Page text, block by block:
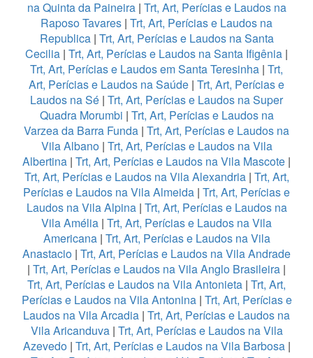
na Quinta da Paineira| Trt, Art, Perícias e Laudos na
Raposo Tavares | Trt, Art, Perícias e Laudos na
Republica| Trt, Art, Perícias e Laudos na Santa
Cecilia | Trt, Art, Perícias e Laudos na Santa Ifigênia |
Trt, Art, Perícias e Laudos em Santa Teresinha | Trt,
Art, Perícias e Laudos na Saúde | Trt, Art, Perícias e
Laudos na Sé | Trt, Art, Perícias e Laudos na Super
Quadra Morumbi | Trt, Art, Perícias e Laudos na
Varzea da Barra Funda | Trt, Art, Perícias e Laudos na
Vila Albano| Trt, Art, Perícias e Laudos na Vila
Albertina | Trt, Art, Perícias e Laudos na Vila Mascote |
Trt, Art, Perícias e Laudos na Vila Alexandria| Trt, Art,
Perícias e Laudos na Vila Almeida | Trt, Art, Perícias e
Laudos na Vila Alpina | Trt, Art, Perícias e Laudos na
Vila Amélia | Trt, Art, Perícias e Laudos na Vila
Americana| Trt, Art, Perícias e Laudos na Vila
Anastacio | Trt, Art, Perícias e Laudos na Vila Andrade
| Trt, Art, Perícias e Laudos na Vila Anglo Brasileira |
Trt, Art, Perícias e Laudos na Vila Antonieta | Trt, Art,
Perícias e Laudos na Vila Antonina| Trt, Art, Perícias e
Laudos na Vila Arcadia | Trt, Art, Perícias e Laudos na
Vila Aricanduva| Trt, Art, Perícias e Laudos na Vila
Azevedo| Trt, Art, Perícias e Laudos na Vila Barbosa|